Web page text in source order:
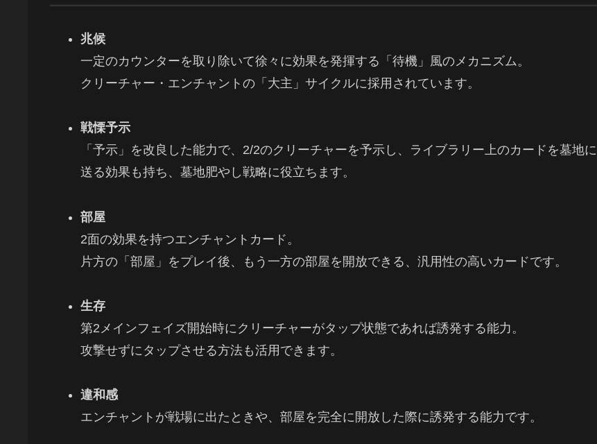
兆候
一定のカウンターを取り除いて徐々に効果を発揮する「待機」風のメカニズム。
クリーチャー・エンチャントの「大主」サイクルに採用されています。
戦慄予示
「予示」を改良した能力で、2/2のクリーチャーを予示し、ライブラリー上のカードを墓地に
送る効果も持ち、墓地肥やし戦略に役立ちます。
部屋
2面の効果を持つエンチャントカード。
片方の「部屋」をプレイ後、もう一方の部屋を開放できる、汎用性の高いカードです。
生存
第2メインフェイズ開始時にクリーチャーがタップ状態であれば誘発する能力。
攻撃せずにタップさせる方法も活用できます。
違和感
エンチャントが戦場に出たときや、部屋を完全に開放した際に誘発する能力です。